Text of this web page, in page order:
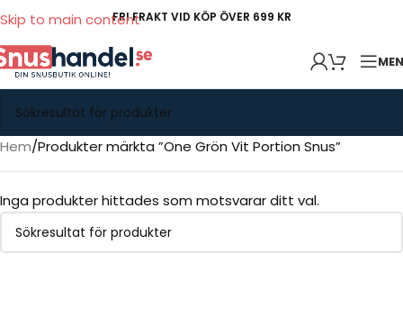
Skip to main contentFRI FRAKT VID KÖP ÖVER 699 KR
Hem Produkter märkta ”One Grön Vit Portion Snus”
Inga produkter hittades som motsvarar ditt val.